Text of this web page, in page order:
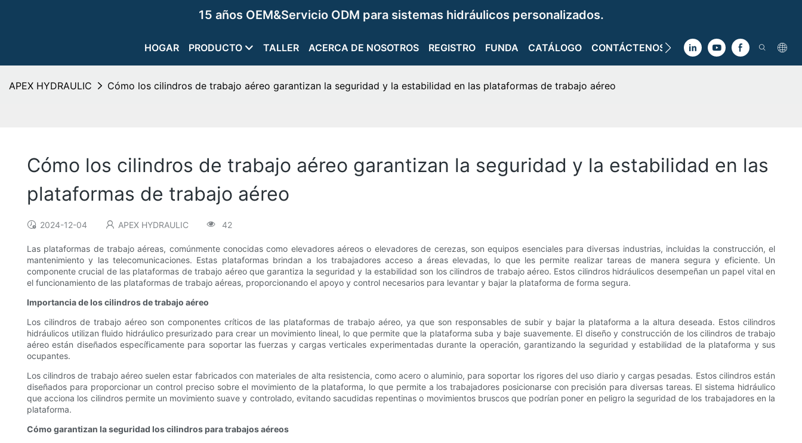
15 años OEM&Servicio ODM para sistemas hidráulicos personalizados.
HOGAR PRODUCTO TALLER ACERCA DE NOSOTROS REGISTRO FUNDA CATÁLOGO CONTÁCTENOS
APEX HYDRAULIC Cómo los cilindros de trabajo aéreo garantizan la seguridad y la estabilidad en las plataformas de trabajo aéreo
Cómo los cilindros de trabajo aéreo garantizan la seguridad y la estabilidad en las
plataformas de trabajo aéreo
2024-12-04 APEX HYDRAULIC 42
Las plataformas de trabajo aéreas, comúnmente conocidas como elevadores aéreos o elevadores de cerezas, son equipos esenciales para diversas industrias, incluidas la construcción, el
mantenimiento y las telecomunicaciones. Estas plataformas brindan a los trabajadores acceso a áreas elevadas, lo que les permite realizar tareas de manera segura y eficiente. Un
componente crucial de las plataformas de trabajo aéreo que garantiza la seguridad y la estabilidad son los cilindros de trabajo aéreo. Estos cilindros hidráulicos desempeñan un papel vital en
el funcionamiento de las plataformas de trabajo aéreas, proporcionando el apoyo y control necesarios para levantar y bajar la plataforma de forma segura.
Importancia de los cilindros de trabajo aéreo
Los cilindros de trabajo aéreo son componentes críticos de las plataformas de trabajo aéreo, ya que son responsables de subir y bajar la plataforma a la altura deseada. Estos cilindros
hidráulicos utilizan fluido hidráulico presurizado para crear un movimiento lineal, lo que permite que la plataforma suba y baje suavemente. El diseño y construcción de los cilindros de trabajo
aéreo están diseñados específicamente para soportar las fuerzas y cargas verticales experimentadas durante la operación, garantizando la seguridad y estabilidad de la plataforma y sus
ocupantes.
Los cilindros de trabajo aéreo suelen estar fabricados con materiales de alta resistencia, como acero o aluminio, para soportar los rigores del uso diario y cargas pesadas. Estos cilindros están
diseñados para proporcionar un control preciso sobre el movimiento de la plataforma, lo que permite a los trabajadores posicionarse con precisión para diversas tareas. El sistema hidráulico
que acciona los cilindros permite un movimiento suave y controlado, evitando sacudidas repentinas o movimientos bruscos que podrían poner en peligro la seguridad de los trabajadores en la
plataforma.
Cómo garantizan la seguridad los cilindros para trabajos aéreos